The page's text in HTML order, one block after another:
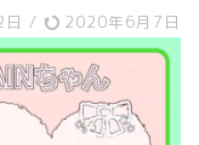
/ 2020年6月7日